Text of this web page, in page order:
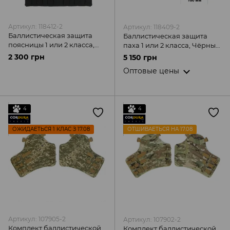
Артикул: 118412-2
Баллистическая защита
поясницы 1 или 2 класса,
Чёрный MOLLI.
2 300 грн
Артикул: 118409-2
Баллистическая защита
паха 1 или 2 класса, Чёрный
MOLLI
5 150 грн
Оптовые цены
4
ОЖИДАЕТЬСЯ 1 КЛАС З 17.08
Артикул: 107905-2
Комплект баллистической
4
ОТШИВАЕТЬСЯ НА 17.08
Артикул: 107902-2